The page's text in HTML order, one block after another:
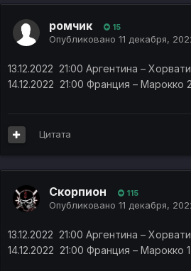
ромчик 15
Опубликовано 11 декабря,
13.12.2022 21:00 Аргентина –
14.12.2022 21:00 Франция – Марокко
Цитата
Скорпион 115
Опубликовано 11 декабря,
13.12.2022 21:00 Аргентина –
14.12.2022 21:00 Франция – Марокко